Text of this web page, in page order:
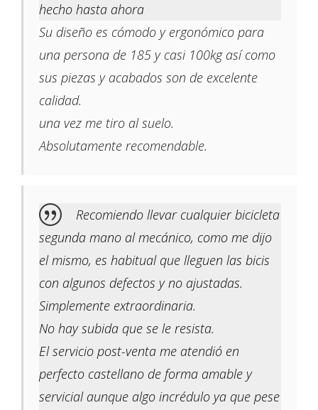
hecho hasta ahora
Su diseño es cómodo y ergonómico para
una persona de 185 y casi 100kg así como
sus piezas y acabados son de excelente
calidad.
una vez me tiro al suelo.
Absolutamente recomendable.
Recomiendo llevar cualquier bicicleta
segunda mano al mecánico, como me dijo
el mismo, es habitual que lleguen las bicis
con algunos defectos y no ajustadas.
Simplemente extraordinaria.
No hay subida que se le resista.
El servicio post-venta me atendió en
perfecto castellano de forma amable y
servicial aunque algo incrédulo ya que pese